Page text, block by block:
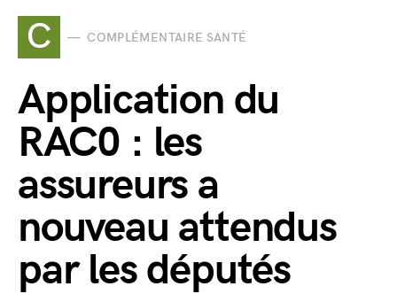
C COMPLÉMENTAIRE SANTÉ
Application du
RAC0 : les
assureurs a
nouveau attendus
par les députés